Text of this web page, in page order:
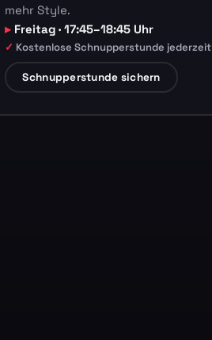
mehr Style.
Freitag · 17:45–18:45 Uhr
Kostenlose Schnupperstunde jederzeit
Schnupperstunde sichern